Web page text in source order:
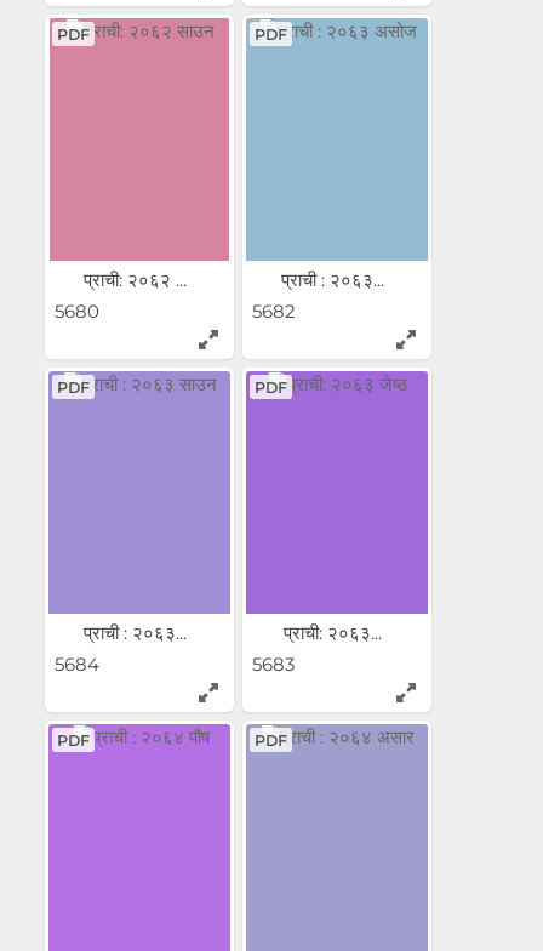
PDF
प्राची: २०६२ ...
5680
PDF
प्राची : २०६३...
5682
PDF
प्राची : २०६३...
5684
PDF
प्राची: २०६३...
5683
PDF PDF